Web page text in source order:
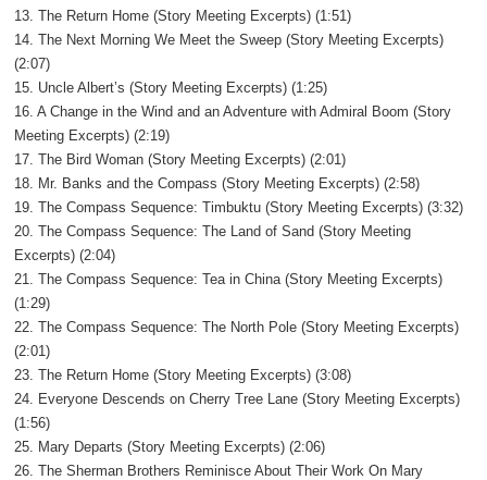
13. The Return Home (Story Meeting Excerpts) (1:51)
14. The Next Morning We Meet the Sweep (Story Meeting Excerpts)
(2:07)
15. Uncle Albert’s (Story Meeting Excerpts) (1:25)
16. A Change in the Wind and an Adventure with Admiral Boom (Story
Meeting Excerpts) (2:19)
17. The Bird Woman (Story Meeting Excerpts) (2:01)
18. Mr. Banks and the Compass (Story Meeting Excerpts) (2:58)
19. The Compass Sequence: Timbuktu (Story Meeting Excerpts) (3:32)
20. The Compass Sequence: The Land of Sand (Story Meeting
Excerpts) (2:04)
21. The Compass Sequence: Tea in China (Story Meeting Excerpts)
(1:29)
22. The Compass Sequence: The North Pole (Story Meeting Excerpts)
(2:01)
23. The Return Home (Story Meeting Excerpts) (3:08)
24. Everyone Descends on Cherry Tree Lane (Story Meeting Excerpts)
(1:56)
25. Mary Departs (Story Meeting Excerpts) (2:06)
26. The Sherman Brothers Reminisce About Their Work On Mary